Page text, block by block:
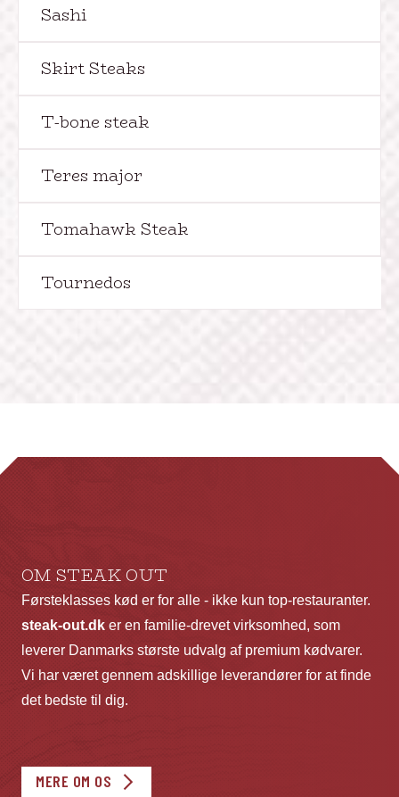
Sashi
Skirt Steaks
T-bone steak
Teres major
Tomahawk Steak
Tournedos
OM STEAK OUT
Førsteklasses kød er for alle - ikke kun top-restauranter.
steak-out.dk er en familie-drevet virksomhed, som
leverer Danmarks største udvalg af premium kødvarer.
Vi har været gennem adskillige leverandører for at finde
det bedste til dig.
MERE OM OS